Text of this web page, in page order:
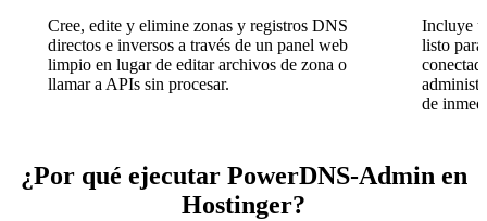
Cree, edite y elimine zonas y registros DNS
directos e inversos a través de un panel web
limpio en lugar de editar archivos de zona o
llamar a APIs sin procesar.
Incluye
listo
de
¿Por qué ejecutar PowerDNS-Admin en
Hostinger?